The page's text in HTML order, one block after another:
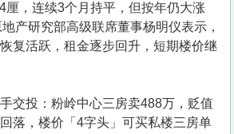
厘，连续3个月持平，但按年仍大涨
产研究部高级联席董事杨明仪表示，
复活跃，租金逐步回升，短期楼价继
交投：粉岭中心三房卖488万，贬值
落，楼价「4字头」可买私楼三房单